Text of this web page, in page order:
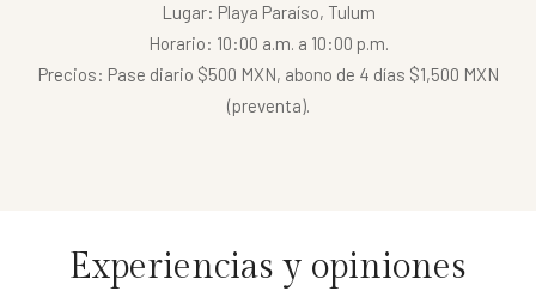
Lugar: Playa Paraíso, Tulum
Horario: 10:00 a.m. a 10:00 p.m.
Precios: Pase diario $500 MXN, abono de 4 días $1,500 MXN
(preventa).
Experiencias y opiniones